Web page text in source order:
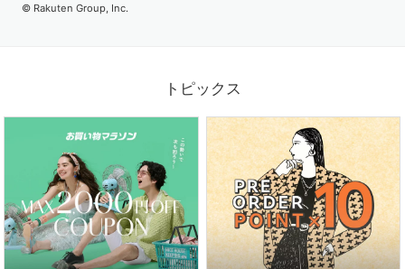
2026.07.03
2026.06.26
© Rakuten Group, Inc.
トピックス